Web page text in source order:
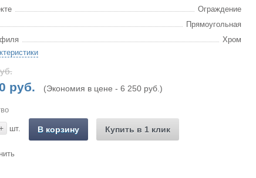
Ограждение
Прямоугольная
Хром
руб. (Экономия в цене - 6 250 руб.)
шт. В корзину Купить в 1 клик